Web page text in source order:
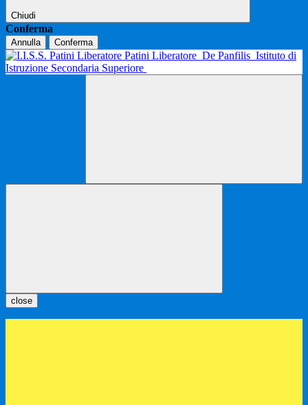
Chiudi
Conferma
Annulla Conferma
Patini Liberatore De Panfilis Istituto di
Istruzione Secondaria Superiore
close